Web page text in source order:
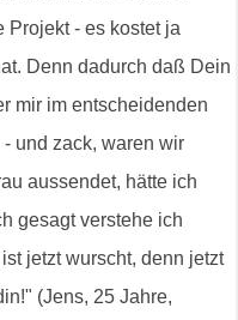
Projekt - es kostet ja
Denn dadurch daß Dein
mir im entscheidenden
und zack, waren wir
aussendet, hätte ich
gesagt verstehe ich
jetzt wurscht, denn jetzt
(Jens, 25 Jahre,